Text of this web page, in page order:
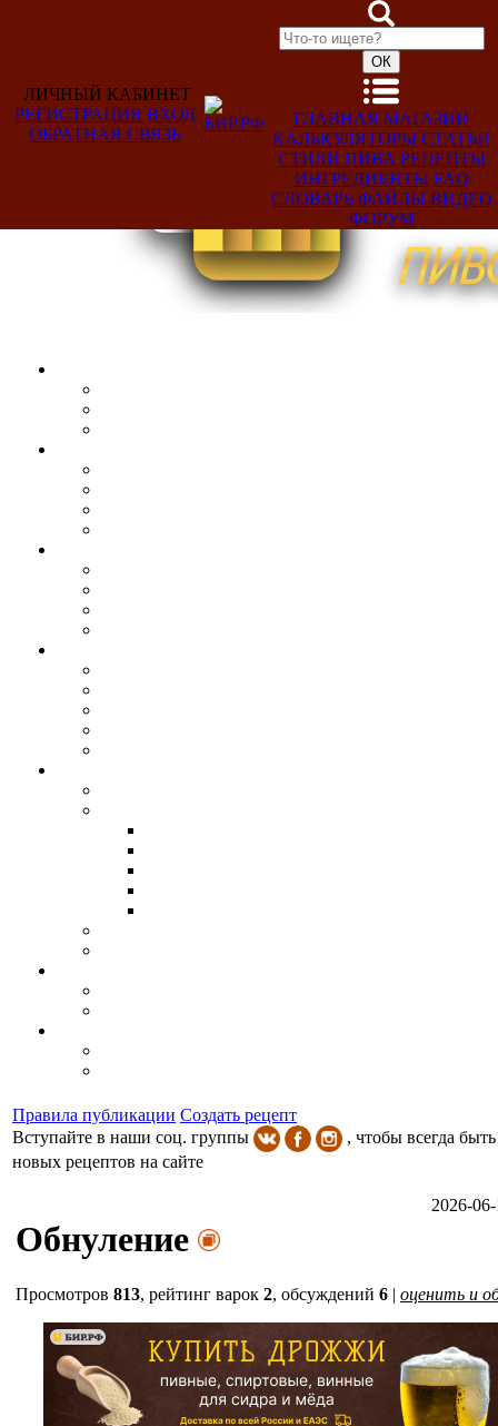
Добро
ЛИЧНЫЙ КАБИНЕТ
РЕГИСТРАЦИЯ ВХОД
ОБРАТНАЯ СВЯЗЬ
ГЛАВНАЯ МАГАЗИН
КАЛЬКУЛЯТОРЫ СТАТЬИ
СТИЛИ ПИВА РЕЦЕПТЫ
ИНГРЕДИЕНТЫ FAQ
СЛОВАРЬ ФАЙЛЫ ВИДЕО
ФОРУМ
Правила публикации Создать рецепт
Вступайте в наши соц. группы
, чтобы всегда
новых рецептов на сайте
2026-
Обнуление
Просмотров 813, рейтинг варок 2, обсуждений 6 | оценить и